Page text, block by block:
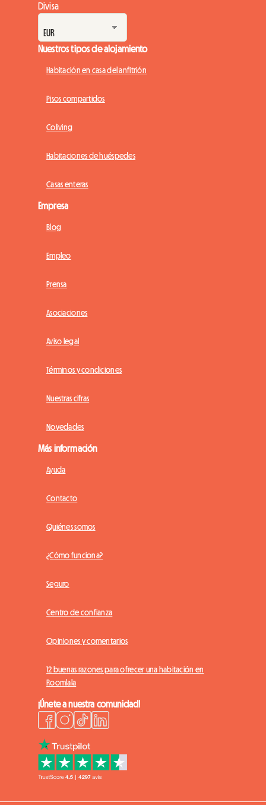
Divisa
Nuestros tipos de alojamiento
Habitación en casa del anfitrión
Pisos compartidos
Coliving
Habitaciones de huéspedes
Casas enteras
Empresa
Blog
Empleo
Prensa
Asociaciones
Aviso legal
Términos y condiciones
Nuestras cifras
Novedades
Más información
Ayuda
Contacto
Quiénes somos
¿Cómo funciona?
Seguro
Centro de confianza
Opiniones y comentarios
12 buenas razones para ofrecer una habitación en
Roomlala
¡Únete a nuestra comunidad!